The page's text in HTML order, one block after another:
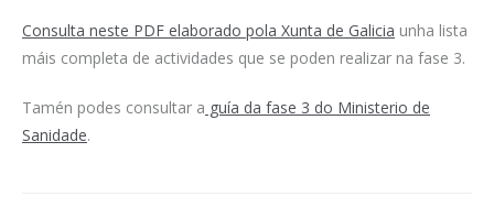
Consulta neste PDF elaborado pola Xunta de Galicia unha lista
máis completa de actividades que se poden realizar na fase 3.
Tamén podes consultar a guía da fase 3 do Ministerio de
Sanidade.